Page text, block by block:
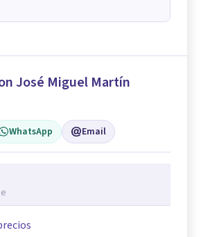
José Miguel Martín
WhatsApp Email